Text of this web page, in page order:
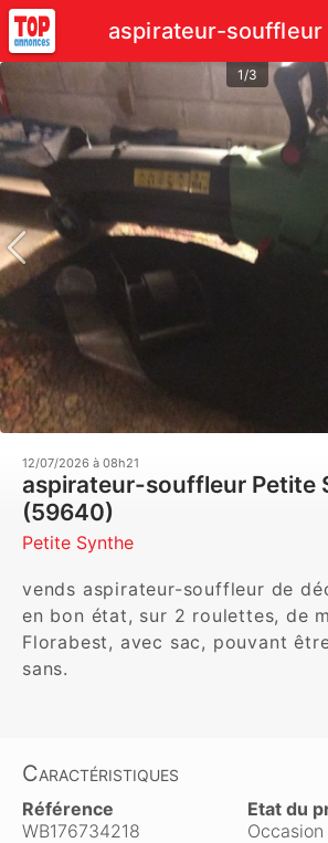
aspirateur-souffleur
1/3
12/07/2026 à 08h21
aspirateur-souffleur Petite
(59640)
Petite Synthe
vends aspirateur-souffleur de
en bon état, sur 2 roulettes, de
Florabest, avec sac, pouvant
sans.
Caractéristiques
Référence
WB176734218
Etat du
Occasion